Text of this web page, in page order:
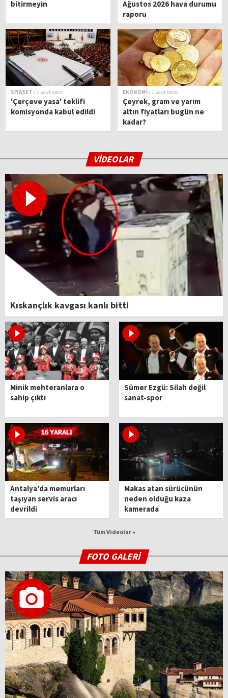
bitirmeyin
Ağustos 2026 hava durumu
raporu
SİYASET / 1 saat önce
'Çerçeve yasa' teklifi
komisyonda kabul edildi
EKONOMİ / 1 saat önce
Çeyrek, gram ve yarım
altın fiyatları bugün ne
kadar?
VİDEOLAR
Kıskançlık kavgası kanlı bitti
Minik mehteranlara o
sahip çıktı
Sümer Ezgü: Silah değil
sanat-spor
Antalya'da memurları
taşıyan servis aracı
devrildi
Makas atan sürücünün
neden olduğu kaza
kamerada
Tüm Videolar »
FOTO GALERİ